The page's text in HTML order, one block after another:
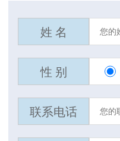
姓 名
性 别
联系电话